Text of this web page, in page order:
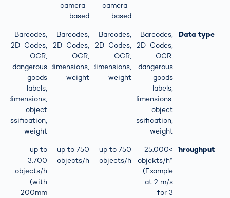
camera-
based
camera-
based
Data type
Barcodes,
2D-Codes,
OCR,
dangerous
goods
labels,
dimensions,
object
classification,
weight
Barcodes,
2D-Codes,
OCR,
dimensions,
weight
Barcodes,
2D-Codes,
OCR,
dimensions,
weight
Barcodes,
2D-Codes,
OCR,
dangerous
goods
labels,
dimensions,
object
classification,
weight
Throughput
>25.000
objekts/h*
(Example
at 2 m/s
for 3
up to 750
objects/h
up to 750
objects/h
up to
3.700
objects/h
(with
200mm